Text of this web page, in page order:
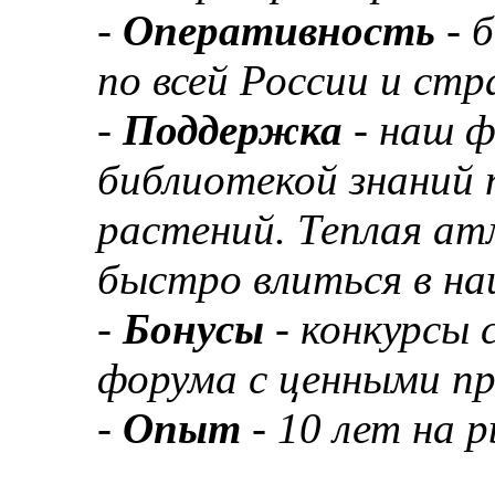
- Оперативность -
по всей России и
- Поддержка - наш
библиотекой
растений. Теплая
быстро влиться в
- Бонусы - конкурсы
форума с ценными
- Опыт - 10 лет на